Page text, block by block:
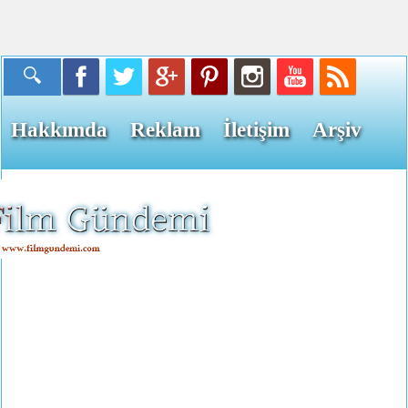
Hakkımda Reklam İletişim Arşiv